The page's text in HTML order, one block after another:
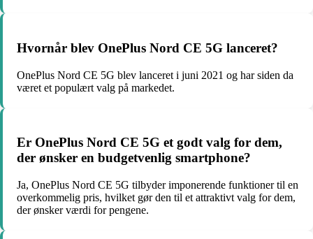
Hvornår blev OnePlus Nord CE 5G lanceret?
OnePlus Nord CE 5G blev lanceret i juni 2021 og har siden da
været et populært valg på markedet.
Er OnePlus Nord CE 5G et godt valg for dem,
der ønsker en budgetvenlig smartphone?
Ja, OnePlus Nord CE 5G tilbyder imponerende funktioner til en
overkommelig pris, hvilket gør den til et attraktivt valg for dem,
der ønsker værdi for pengene.